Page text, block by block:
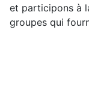
et participons à
groupes qui